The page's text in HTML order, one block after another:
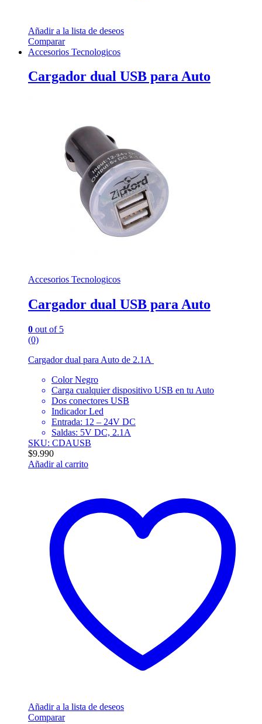
Añadir a la lista de deseos
Comparar
Accesorios Tecnologicos
Cargador dual USB para Auto
Accesorios Tecnologicos
Cargador dual USB para Auto
0 out of 5
(0)
Cargador dual para Auto de 2.1A
Color Negro
Carga cualquier dispositivo USB en tu Auto
Dos conectores USB
Indicador Led
Entrada: 12 – 24V DC
Saldas: 5V DC, 2.1A
SKU: CDAUSB
$9.990
Añadir al carrito
Añadir a la lista de deseos
Comparar